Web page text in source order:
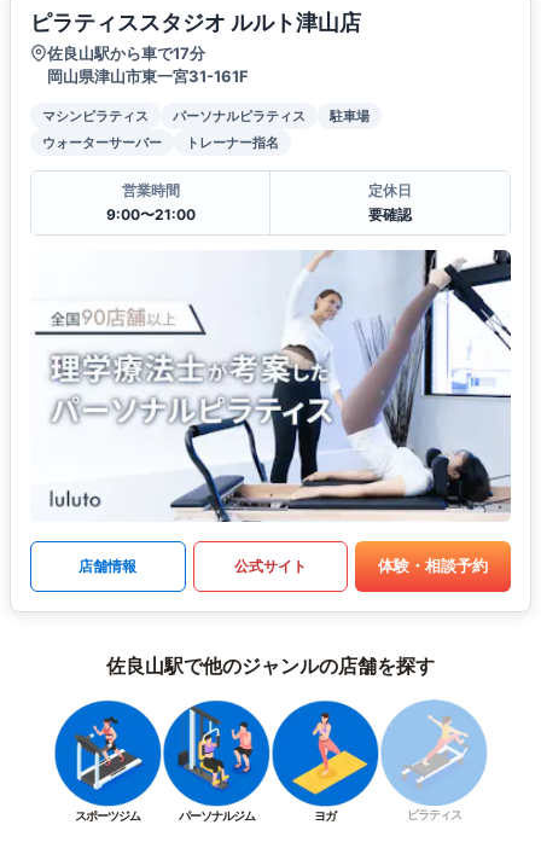
ピラティススタジオ ルルト津山店
佐良山駅から車で17分
岡山県津山市東一宮31-161F
マシンピラティス パーソナルピラティス
駐車場
ウォーターサーバー
トレーナー指名
営業時間
9:00〜21:00
定休日
要確認
店舗情報 公式サイト 体験・相談予約
佐良山駅で他のジャンルの店舗を探す
スポーツジム パーソナルジム ヨガ ピラティス